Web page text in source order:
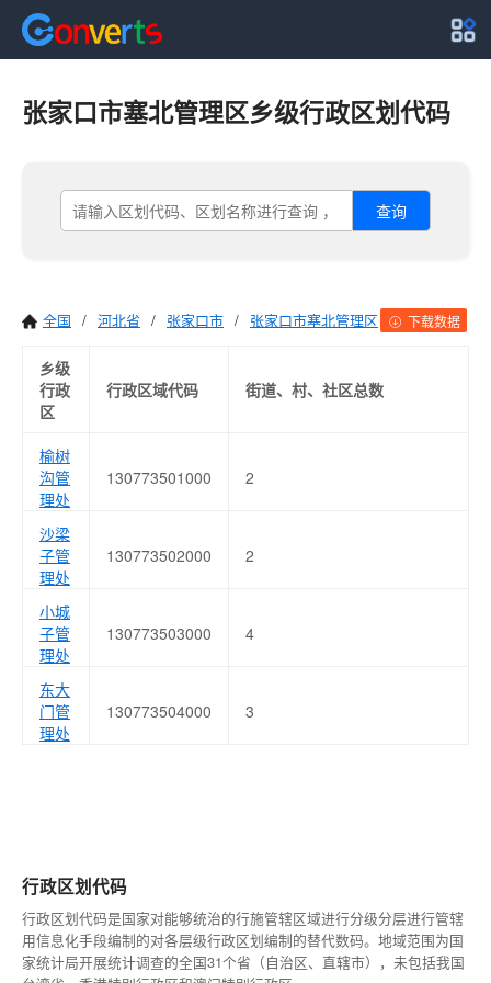
张家口市塞北管理区乡级行政区划代码
查询
全国 / 河北省 / 张家口市 / 张家口市塞北管理区 下载数据
乡级
行政
区
行政区域代码 街道、村、社区总数
榆树
沟管
理处
130773501000 2
沙梁
子管
理处
130773502000 2
小城
子管
理处
130773503000 4
东大
门管
理处
130773504000 3
行政区划代码
行政区划代码是国家对能够统治的行施管辖区域进行分级分层进行管辖
用信息化手段编制的对各层级行政区划编制的替代数码。地域范围为国
家统计局开展统计调查的全国31个省（自治区、直辖市），未包括我国